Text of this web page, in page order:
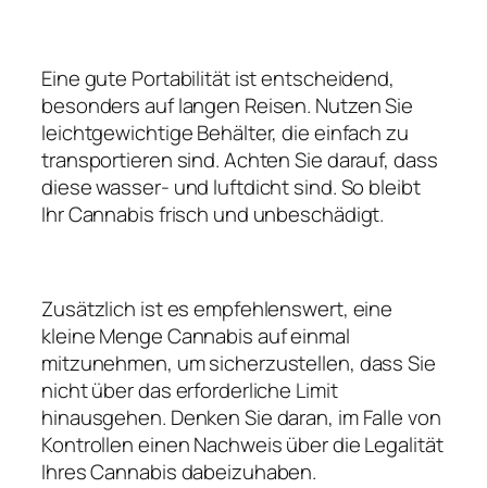
Eine gute Portabilität ist entscheidend,
besonders auf langen Reisen. Nutzen Sie
leichtgewichtige Behälter, die einfach zu
transportieren sind. Achten Sie darauf, dass
diese wasser- und luftdicht sind. So bleibt
Ihr Cannabis frisch und unbeschädigt.
Zusätzlich ist es empfehlenswert, eine
kleine Menge Cannabis auf einmal
mitzunehmen, um sicherzustellen, dass Sie
nicht über das erforderliche Limit
hinausgehen. Denken Sie daran, im Falle von
Kontrollen einen Nachweis über die Legalität
Ihres Cannabis dabeizuhaben.